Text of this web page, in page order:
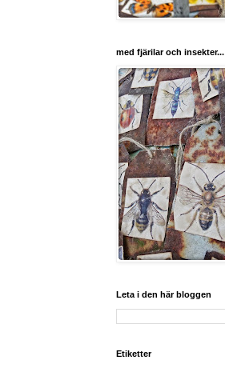
med fjärilar och insekter...
Leta i den här bloggen
Etiketter